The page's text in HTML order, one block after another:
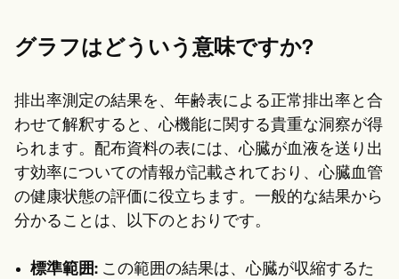
グラフはどういう意味ですか?
排出率測定の結果を、年齢表による正常排出率と合
わせて解釈すると、心機能に関する貴重な洞察が得
られます。配布資料の表には、心臓が血液を送り出
す効率についての情報が記載されており、心臓血管
の健康状態の評価に役立ちます。一般的な結果から
分かることは、以下のとおりです。
標準範囲: この範囲の結果は、心臓が収縮するた